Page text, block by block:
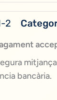
2
bancària.